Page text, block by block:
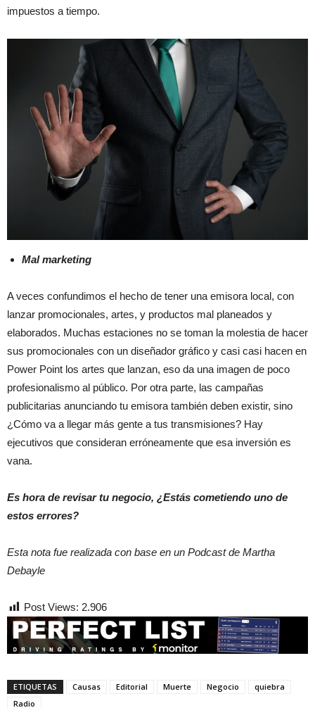
impuestos a tiempo.
Mal marketing
A veces confundimos el hecho de tener una emisora local, con
lanzar promocionales, artes, y productos mal planeados y
elaborados. Muchas estaciones no se toman la molestia de hacer
sus promocionales con un diseñador gráfico y casi casi hacen en
Power Point los artes que lanzan, eso da una imagen de poco
profesionalismo al público. Por otra parte, las campañas
publicitarias anunciando tu emisora también deben existir, sino
¿Cómo va a llegar más gente a tus transmisiones? Hay
ejecutivos que consideran erróneamente que esa inversión es
vana.
Es hora de revisar tu negocio, ¿Estás cometiendo uno de
estos errores?
Esta nota fue realizada con base en un Podcast de Martha
Debayle
Post Views: 2.906
ETIQUETAS Causas Editorial Muerte Negocio
quiebra
Radio